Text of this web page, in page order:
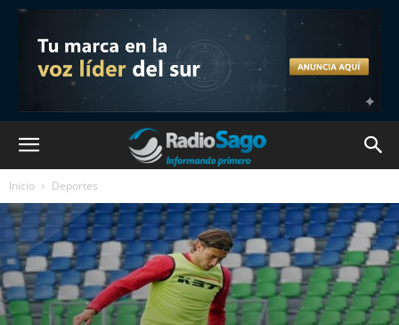
Inicio Deportes